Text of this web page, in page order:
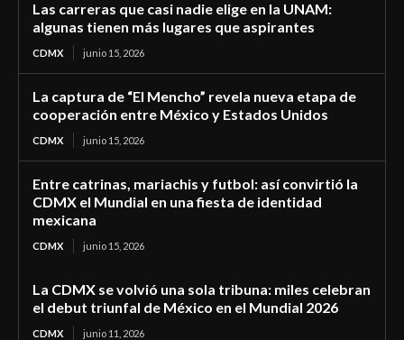
Las carreras que casi nadie elige en la UNAM:
algunas tienen más lugares que aspirantes
CDMX junio 15, 2026
La captura de “El Mencho” revela nueva etapa de
cooperación entre México y Estados Unidos
CDMX junio 15, 2026
Entre catrinas, mariachis y futbol: así convirtió la
CDMX el Mundial en una fiesta de identidad
mexicana
CDMX junio 15, 2026
La CDMX se volvió una sola tribuna: miles celebran
el debut triunfal de México en el Mundial 2026
CDMX junio 11, 2026